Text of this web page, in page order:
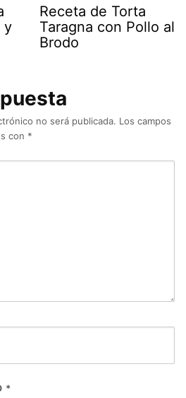
y
Receta de Torta
Taragna con Pollo al
Brodo
no será publicada. Los campos
con *
*